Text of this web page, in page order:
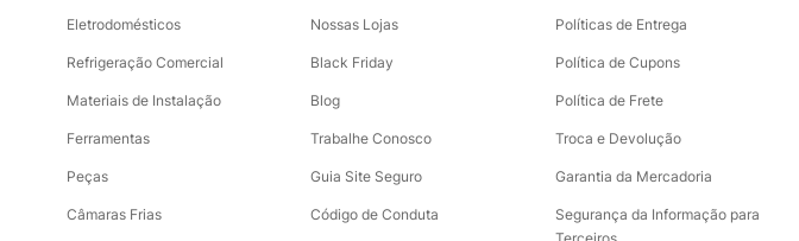
Eletrodomésticos
Refrigeração Comercial
Materiais de Instalação
Ferramentas
Peças
Câmaras Frias
Nossas Lojas
Black Friday
Blog
Trabalhe Conosco
Guia Site Seguro
Código de Conduta
Políticas de Entrega
Política de Cupons
Política de Frete
Troca e Devolução
Garantia da Mercadoria
Segurança da Informação para